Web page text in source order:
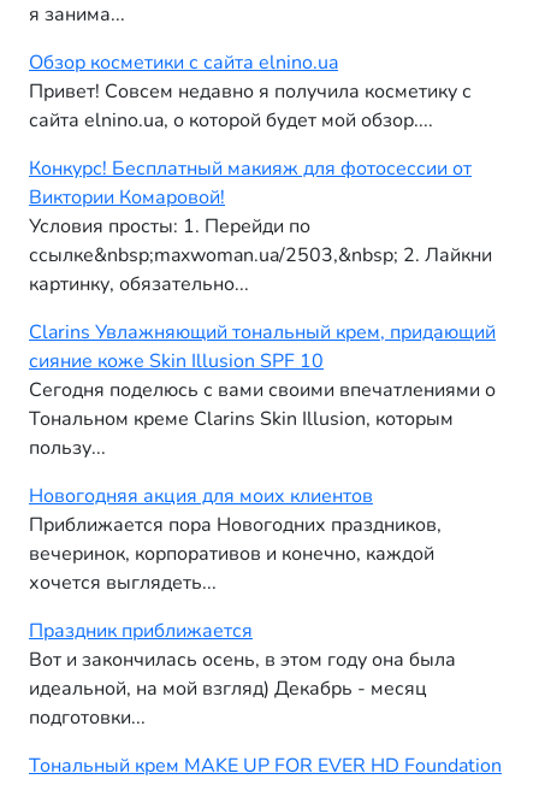
я занима...
Обзор косметики с сайта elnino.ua
Привет! Совсем недавно я получила косметику с
сайта elnino.ua, о которой будет мой обзор....
Конкурс! Бесплатный макияж для фотосессии от
Виктории Комаровой!
Условия просты: 1. Перейди по
ссылке&nbsp;maxwoman.ua/2503,&nbsp; 2. Лайкни
картинку, обязательно...
Clarins Увлажняющий тональный крем, придающий
сияние коже Skin Illusion SPF 10
Сегодня поделюсь с вами своими впечатлениями о
Тональном креме Clarins Skin Illusion, которым
пользу...
Новогодняя акция для моих клиентов
Приближается пора Новогодних праздников,
вечеринок, корпоративов и конечно, каждой
хочется выглядеть...
Праздник приближается
Вот и закончилась осень, в этом году она была
идеальной, на мой взгляд) Декабрь - месяц
подготовки...
Тональный крем MAKE UP FOR EVER HD Foundation